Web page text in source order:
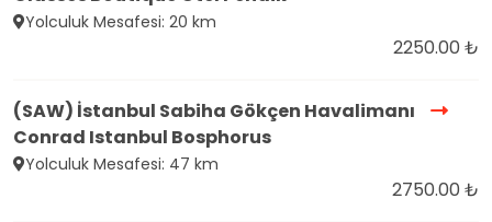
Yolculuk Mesafesi: 20 km
2250.00 ₺
(SAW) İstanbul Sabiha Gökçen Havalimanı
Conrad Istanbul Bosphorus
Yolculuk Mesafesi: 47 km
2750.00 ₺